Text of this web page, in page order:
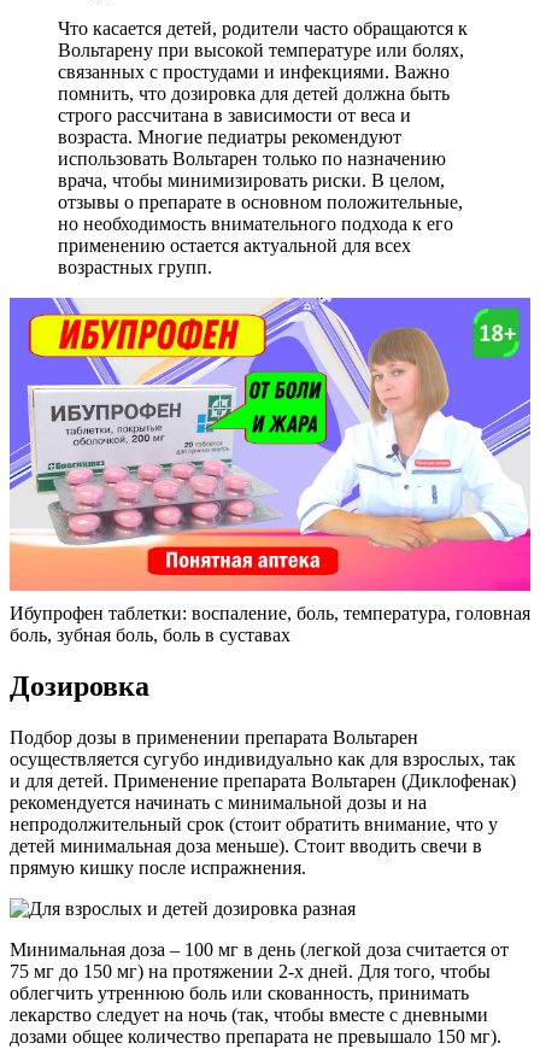
Что касается детей, родители часто обращаются к
Вольтарену при высокой температуре или болях,
связанных с простудами и инфекциями. Важно
помнить, что дозировка для детей должна быть
строго рассчитана в зависимости от веса и
возраста. Многие педиатры рекомендуют
использовать Вольтарен только по назначению
врача, чтобы минимизировать риски. В целом,
отзывы о препарате в основном положительные,
но необходимость внимательного подхода к его
применению остается актуальной для всех
возрастных групп.
Ибупрофен таблетки: воспаление, боль, температура, головная
боль, зубная боль, боль в суставах
Дозировка
Подбор дозы в применении препарата Вольтарен
осуществляется сугубо индивидуально как для взрослых, так
и для детей. Применение препарата Вольтарен (Диклофенак)
рекомендуется начинать с минимальной дозы и на
непродолжительный срок (стоит обратить внимание, что у
детей минимальная доза меньше). Стоит вводить свечи в
прямую кишку после испражнения.
Минимальная доза – 100 мг в день (легкой доза считается от
75 мг до 150 мг) на протяжении 2-х дней. Для того, чтобы
облегчить утреннюю боль или скованность, принимать
лекарство следует на ночь (так, чтобы вместе с дневными
дозами общее количество препарата не превышало 150 мг).